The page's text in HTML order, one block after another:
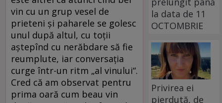
vin cu un grup vesel de
prieteni și paharele se golesc
unul după altul, cu toții
aștepînd cu nerăbdare să fie
reumplute, iar conversația
curge într-un ritm „al vinului“.
Cred că am observat pentru
prima oară cum beau vin
la data de 11
OCTOMBRIE
Privirea ei
pierdută, de